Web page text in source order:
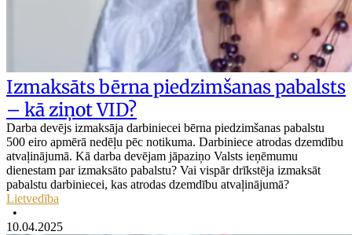
Izmaksāts bērna piedzimšanas pabalsts
– kā ziņot VID?
Darba devējs izmaksāja darbiniecei bērna piedzimšanas pabalstu
500 eiro apmērā nedēļu pēc notikuma. Darbiniece atrodas dzemdību
atvaļinājumā. Kā darba devējam jāpaziņo Valsts ieņēmumu
dienestam par izmaksāto pabalstu? Vai vispār drīkstēja izmaksāt
pabalstu darbiniecei, kas atrodas dzemdību atvaļinājumā?
Lietvedība
•
10.04.2025